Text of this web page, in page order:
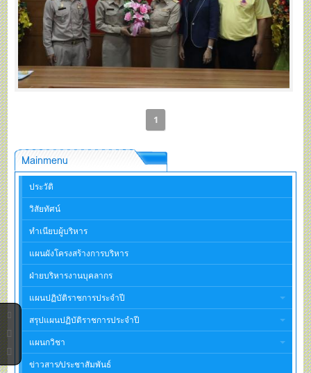
1
Mainmenu
ประวัติ
วิสัยทัศน์
ทำเนียบผู้บริหาร
แผนผังโครงสร้างการบริหาร
ฝ่ายบริหารงานบุคลากร
แผนปฏิบัติราชการประจำปี
สรุปแผนปฏิบัติราชการประจำปี
แผนกวิชา
ข่าวสาร/ประชาสัมพันธ์